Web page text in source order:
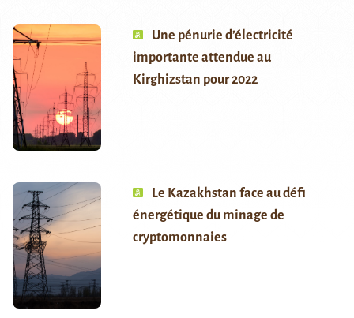
Une pénurie d’électricité
importante attendue au
Kirghizstan pour 2022
Le Kazakhstan face au défi
énergétique du minage de
cryptomonnaies